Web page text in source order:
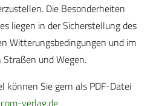
Die Besonderheiten
liegen in der Sicherstellung des
Witterungsbedingungen und im
und Wegen.
können Sie gern als PDF-Datei
verlag.de